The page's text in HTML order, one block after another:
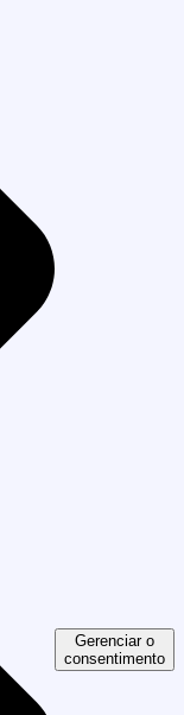
Gerenciar o
consentimento